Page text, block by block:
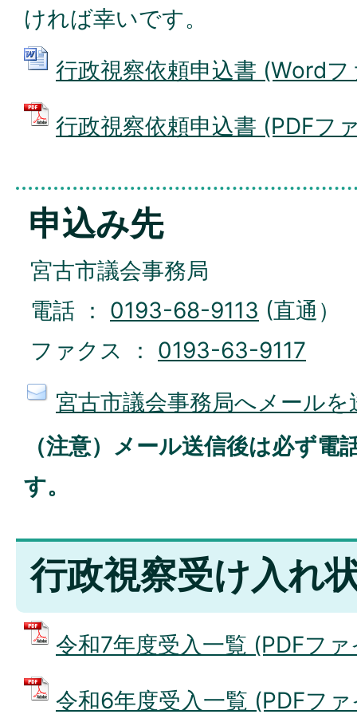
ければ幸いです。
行政視察依頼申込書 (Word
行政視察依頼申込書 (PDFフ
申込み先
宮古市議会事務局
電話 ： 0193-68-9113 (直通）
ファクス ： 0193-63-9117
宮古市議会事務局へメールを
（注意）メール送信後は必ず電
す。
行政視察受け入れ
令和7年度受入一覧 (PDFフ
令和6年度受入一覧 (PDFファ